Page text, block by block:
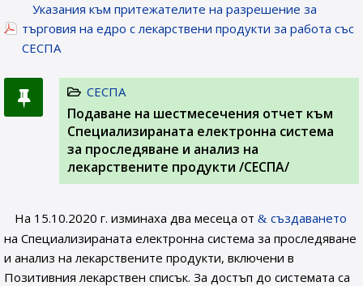
Указания към притежателите на разрешение за
търговия на едро с лекарствени продукти за работа със
СЕСПА
СЕСПА
Подаване на шестмесечения отчет към
Специализираната електронна система
за проследяване и анализ на
лекарствените продукти /СЕСПА/
На 15.10.2020 г. изминаха два месеца от
създаването
на Специализираната електронна система за проследяване
и анализ на лекарствените продукти, включени в
Позитивния лекарствен списък. За достъп до системата са